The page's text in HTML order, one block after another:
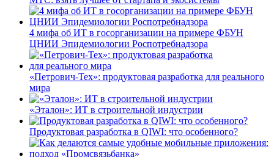
4 мифа об ИТ в госорганизации на примере ФБУН
ЦНИИ Эпидемиологии Роспотребнадзора
«Петрович-Тех»: продуктовая разработка для реального
мира
«Эталон»: ИТ в строительной индустрии
Продуктовая разработка в QIWI: что особенного?